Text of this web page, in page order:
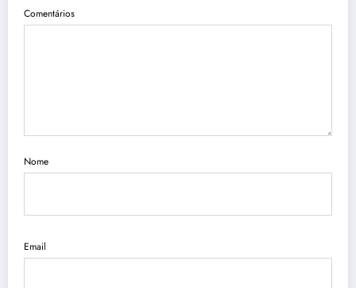
Comentários
Nome
Email